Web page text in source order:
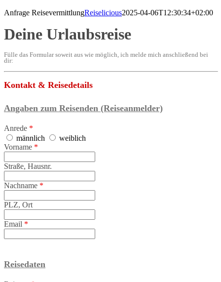
Anfrage ReisevermittlungReiselicious2025-04-06T12:30:34+02:00
Deine Urlaubsreise
Fülle das Formular soweit aus wie möglich, ich melde mich anschließend bei
dir:
Kontakt & Reisedetails
Angaben zum Reisenden (Reiseanmelder)
Anrede *
männlich
weiblich
Vorname *
Straße, Hausnr.
Nachname *
PLZ, Ort
Email *
Reisedaten